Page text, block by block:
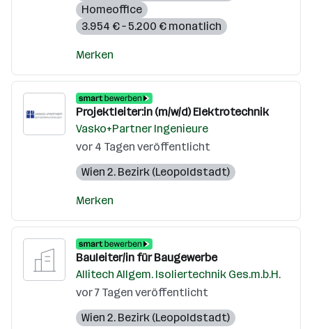
Homeoffice
3.954 € – 5.200 € monatlich
Merken
Projektleiter:in (m/w/d) Elektrotechnik
Vasko+Partner Ingenieure
vor 4 Tagen veröffentlicht
Wien 2. Bezirk (Leopoldstadt)
Merken
Bauleiter/in für Baugewerbe
Allitech Allgem. Isoliertechnik Ges.m.b.H.
vor 7 Tagen veröffentlicht
Wien 2. Bezirk (Leopoldstadt)